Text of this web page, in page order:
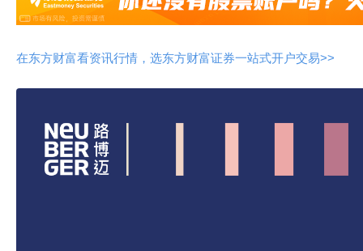
在东方财富看资讯行情，选东方财富证券一站式开户交易>>